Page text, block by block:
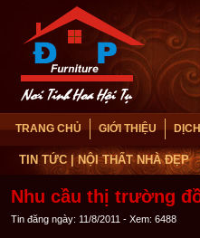
TRANG CHỦ GIỚI THIỆU
TIN TỨC | NỘI THẤT NHÀ ĐẸP
Nhu cầu thị trường
Tin đăng ngày: 11/8/2011 - Xem: 6488